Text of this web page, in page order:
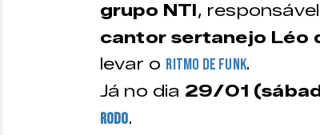
grupo NTI,
cantor sertanejo Léo
levar o ritmo de funk.
Já no dia 29/01
Rodo.